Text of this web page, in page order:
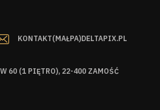
KONTAKT(MAŁPA)DELTAPIX.PL
60 (1 PIĘTRO), 22-400 ZAMOŚĆ